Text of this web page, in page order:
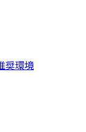
奨環境